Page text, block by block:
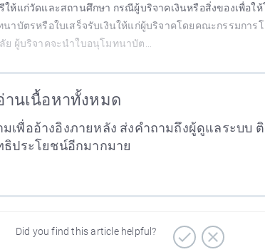
ห้แก่วัดและสถานศึกษา กรณีผู้บริจาคเงินหรือสิ่งของเพื่อใ
าบัตรหรือใบเสร็จรับเงินให้แก่ผู้บริจาคโดยคณะกรรมการ
ผู้บริจาคจะนำใบอนุโมทนาบัต...
านเนื้อหาทั้งหมด
เพื่ออ้างอิงภายหลัง ส่งคำถามถึงผู้ดูแลระบบ
ประโยชน์อีกมากมาย
Did you find this article helpful?